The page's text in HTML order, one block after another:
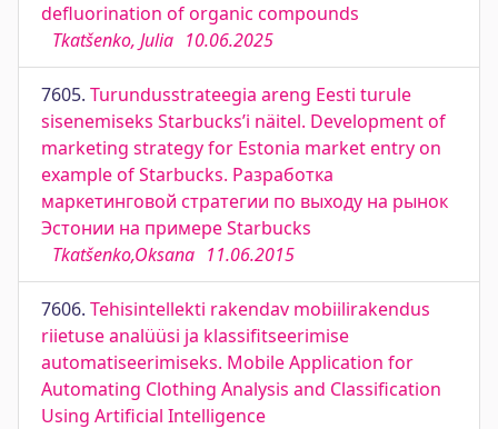
defluorination of organic compounds
Tkatšenko, Julia 10.06.2025
7605. Turundusstrateegia areng Eesti turule
sisenemiseks Starbucks’i näitel. Development of
marketing strategy for Estonia market entry on
example of Starbucks. Разработка
маркетинговой стратегии по выходу на рынок
Эстонии на примере Starbucks
Tkatšenko,Oksana 11.06.2015
7606. Tehisintellekti rakendav mobiilirakendus
riietuse analüüsi ja klassifitseerimise
automatiseerimiseks. Mobile Application for
Automating Clothing Analysis and Classification
Using Artificial Intelligence